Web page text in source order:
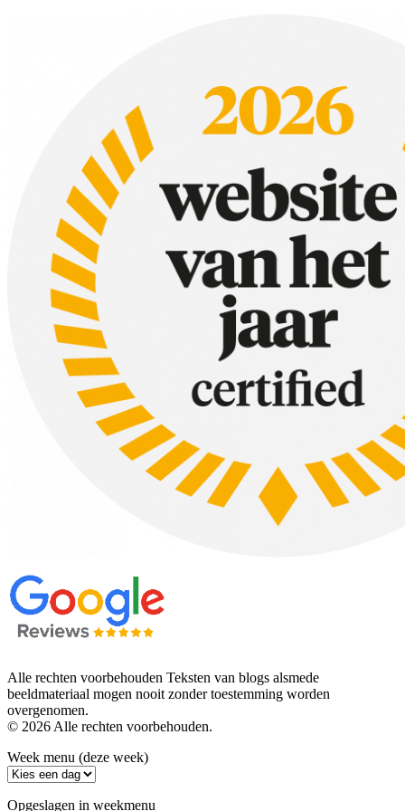
Alle rechten voorbehouden Teksten van blogs alsmede
beeldmateriaal mogen nooit zonder toestemming worden
overgenomen.
© 2026 Alle rechten voorbehouden.
Week menu (deze week)
Opgeslagen in weekmenu